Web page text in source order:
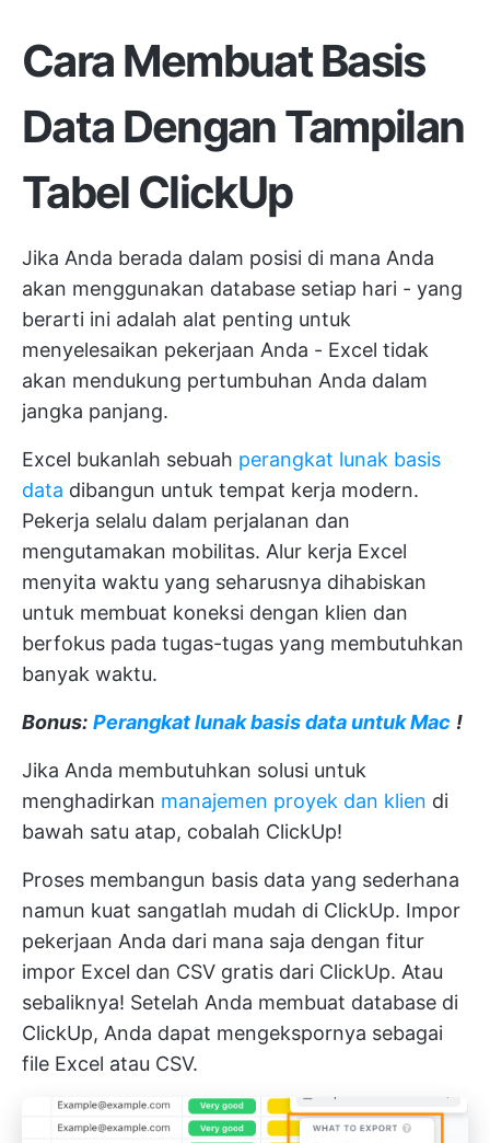
Cara Membuat Basis
Data Dengan Tampilan
Tabel ClickUp
Jika Anda berada dalam posisi di mana Anda
akan menggunakan database setiap hari - yang
berarti ini adalah alat penting untuk
menyelesaikan pekerjaan Anda - Excel tidak
akan mendukung pertumbuhan Anda dalam
jangka panjang.
Excel bukanlah sebuah perangkat lunak basis
data dibangun untuk tempat kerja modern.
Pekerja selalu dalam perjalanan dan
mengutamakan mobilitas. Alur kerja Excel
menyita waktu yang seharusnya dihabiskan
untuk membuat koneksi dengan klien dan
berfokus pada tugas-tugas yang membutuhkan
banyak waktu.
Bonus: Perangkat lunak basis data untuk Mac !
Jika Anda membutuhkan solusi untuk
menghadirkan manajemen proyek dan klien di
bawah satu atap, cobalah ClickUp!
Proses membangun basis data yang sederhana
namun kuat sangatlah mudah di ClickUp. Impor
pekerjaan Anda dari mana saja dengan fitur
impor Excel dan CSV gratis dari ClickUp. Atau
sebaliknya! Setelah Anda membuat database di
ClickUp, Anda dapat mengekspornya sebagai
file Excel atau CSV.